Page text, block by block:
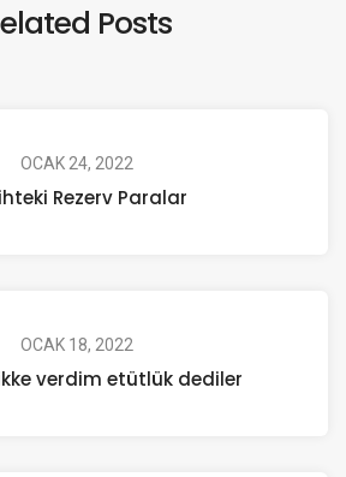
Posts
OCAK 24, 2022
Rezerv Paralar
OCAK 18, 2022
verdim etütlük dediler